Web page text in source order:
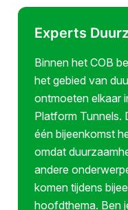
Experts
Binnen het COB
het gebied van
ontmoeten elkaar
Platform Tunnels.
één bijeenkomst
omdat
andere
komen tijdens
hoofdthema. Ben